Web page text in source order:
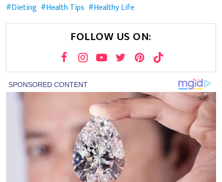
Dieting Health Tips Healthy Life
FOLLOW US ON: